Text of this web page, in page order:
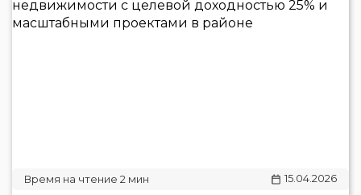
15.04.2026